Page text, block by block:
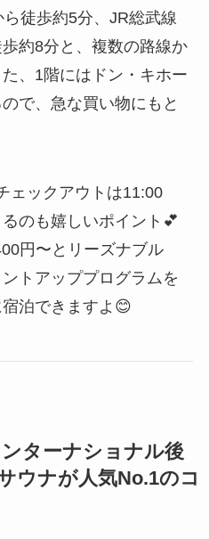
徒歩約5分、JR総武線
歩約8分と、複数の路線か
、1階にはドン・キホー
で、急な買い物にもと
ェックアウトは11:00
のも嬉しいポイント💕
円〜とリーズナブル
トアッププログラムを
泊できますよ😊
ターナショナル後
ウナが人気No.1のコ